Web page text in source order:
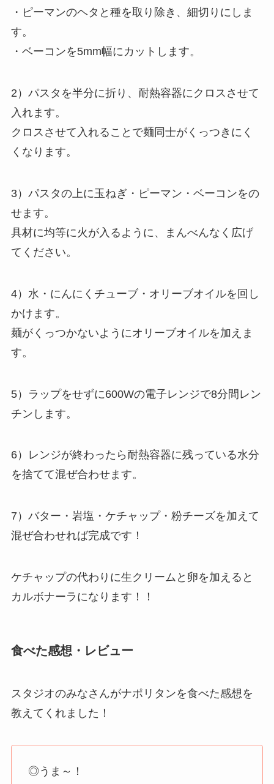
・ピーマンのヘタと種を取り除き、細切りにしま
す。
・ベーコンを5mm幅にカットします。
2）パスタを半分に折り、耐熱容器にクロスさせて
入れます。
クロスさせて入れることで麺同士がくっつきにく
くなります。
3）パスタの上に玉ねぎ・ピーマン・ベーコンをの
せます。
具材に均等に火が入るように、まんべんなく広げ
てください。
4）水・にんにくチューブ・オリーブオイルを回し
かけます。
麺がくっつかないようにオリーブオイルを加えま
す。
5）ラップをせずに600Wの電子レンジで8分間レン
チンします。
6）レンジが終わったら耐熱容器に残っている水分
を捨てて混ぜ合わせます。
7）バター・岩塩・ケチャップ・粉チーズを加えて
混ぜ合わせれば完成です！
ケチャップの代わりに生クリームと卵を加えると
カルボナーラになります！！
食べた感想・レビュー
スタジオのみなさんがナポリタンを食べた感想を
教えてくれました！
◎うま～！